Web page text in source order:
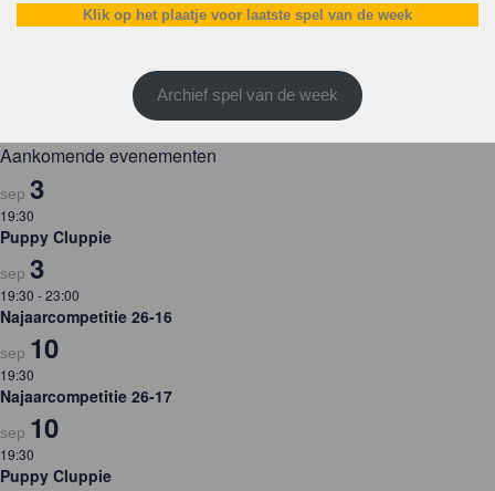
Klik op het plaatje voor laatste spel van de week
Archief spel van de week
Aankomende evenementen
sep 3
19:30
Puppy Cluppie
sep 3
19:30 -23:00
Najaarcompetitie 26-16
sep 10
19:30
Najaarcompetitie 26-17
sep 10
19:30
Puppy Cluppie